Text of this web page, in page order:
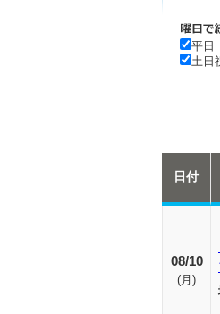
平日
土日
日付
08/10
(月 )